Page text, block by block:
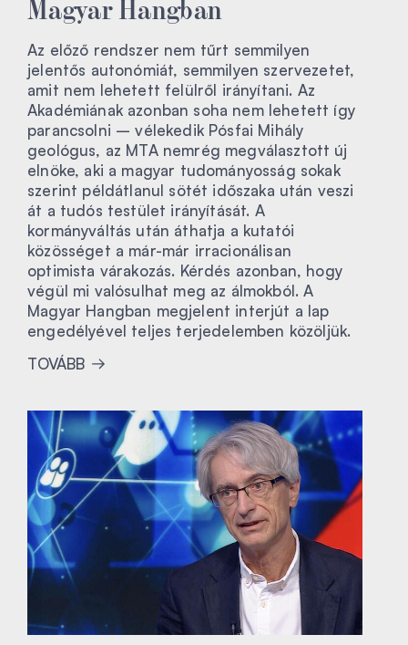
Magyar Hangban
Az előző rendszer nem tűrt semmilyen
jelentős autonómiát, semmilyen szervezetet,
amit nem lehetett felülről irányítani. Az
Akadémiának azonban soha nem lehetett így
parancsolni – vélekedik Pósfai Mihály
geológus, az MTA nemrég megválasztott új
elnöke, aki a magyar tudományosság sokak
szerint példátlanul sötét időszaka után veszi
át a tudós testület irányítását. A
kormányváltás után áthatja a kutatói
közösséget a már-már irracionálisan
optimista várakozás. Kérdés azonban, hogy
végül mi valósulhat meg az álmokból. A
Magyar Hangban megjelent interjút a lap
engedélyével teljes terjedelemben közöljük.
TOVÁBB